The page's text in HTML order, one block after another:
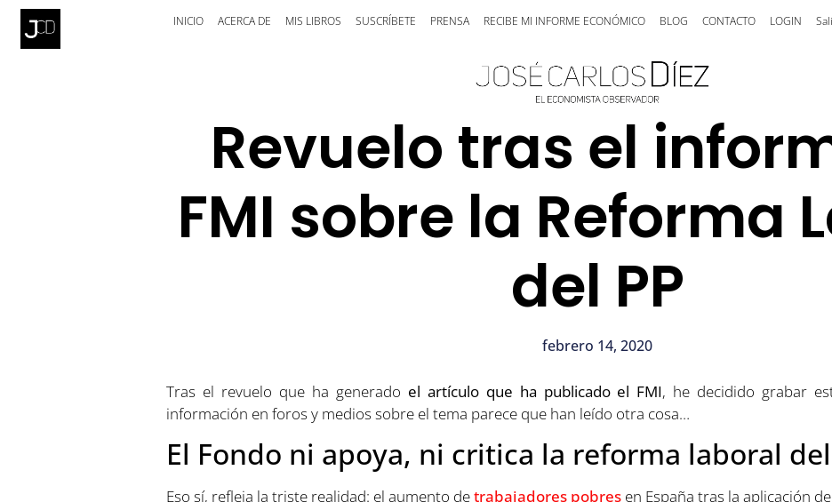
INICIO ACERCA DE MIS LIBROS SUSCRÍBETE PRENSA RECIBE MI INFORME ECONÓMICO BLOG CONTACTO LOGIN
Revuelo tras el
FMI sobre la Reforma
del PP
febrero 14, 2020
Tras el revuelo que ha generado el artículo que ha publicado el FMI, he decidido grabar
información en foros y medios sobre el tema parece que han leído otra cosa…
El Fondo ni apoya, ni critica la reforma laboral del
Eso sí, refleja la triste realidad: el aumento detrabajadores pobres en España tras la aplicación